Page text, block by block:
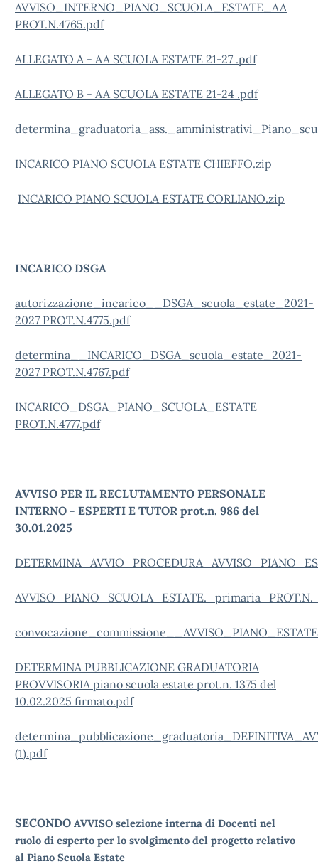
AVVISO_INTERNO_PIANO_SCUOLA_ESTATE_AA
PROT.N.4765.pdf
ALLEGATO A - AA SCUOLA ESTATE 21-27 .pdf
ALLEGATO B - AA SCUOLA ESTATE 21-24 .pdf
INCARICO PIANO SCUOLA ESTATE CHIEFFO.zip
INCARICO PIANO SCUOLA ESTATE CORLIANO.zip
INCARICO DSGA
autorizzazione_incarico__DSGA_scuola_estate_2021-
2027 PROT.N.4775.pdf
determina__INCARICO_DSGA_scuola_estate_2021-
2027 PROT.N.4767.pdf
INCARICO_DSGA_PIANO_SCUOLA_ESTATE
PROT.N.4777.pdf
AVVISO PER IL RECLUTAMENTO PERSONALE
INTERNO - ESPERTI E TUTOR prot.n. 986 del
30.01.2025
DETERMINA PUBBLICAZIONE GRADUATORIA
PROVVISORIA piano scuola estate prot.n. 1375 del
10.02.2025 firmato.pdf
(1).pdf
SECONDO AVVISO selezione interna di Docenti nel
ruolo di esperto per lo svolgimento del progetto relativo
al Piano Scuola Estate